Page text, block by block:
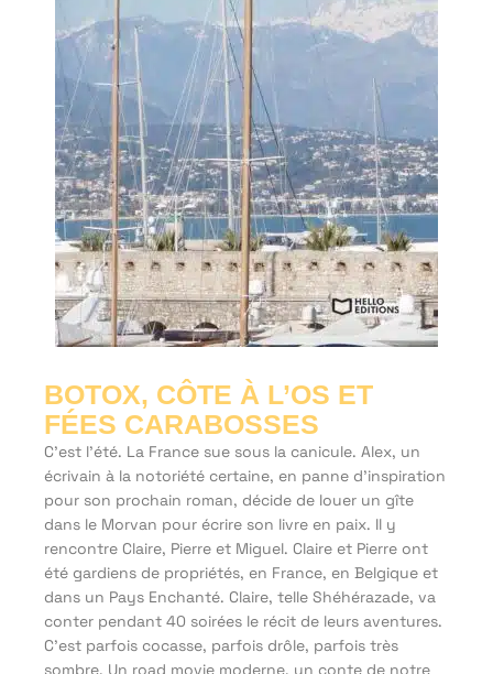
BOTOX, CÔTE À L’OS ET
FÉES CARABOSSES
C'est l'été. La France sue sous la canicule. Alex, un
écrivain à la notoriété certaine, en panne d'inspiration
pour son prochain roman, décide de louer un gîte
dans le Morvan pour écrire son livre en paix. Il y
rencontre Claire, Pierre et Miguel. Claire et Pierre ont
été gardiens de propriétés, en France, en Belgique et
dans un Pays Enchanté. Claire, telle Shéhérazade, va
conter pendant 40 soirées le récit de leurs aventures.
C'est parfois cocasse, parfois drôle, parfois très